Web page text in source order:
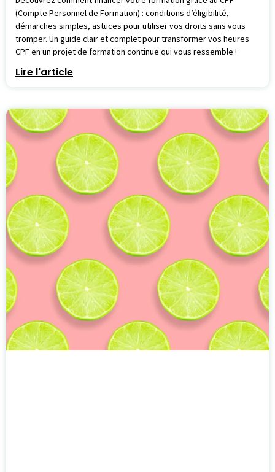
(Compte Personnel de Formation) : conditions d’éligibilité,
démarches simples, astuces pour utiliser vos droits sans vous
tromper. Un guide clair et complet pour transformer vos heures
CPF en un projet de formation continue qui vous ressemble !
Lire l'article